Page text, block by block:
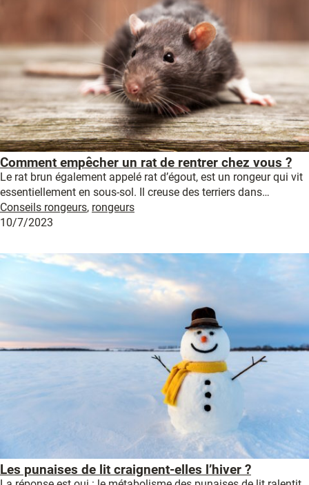
Comment empêcher un rat de rentrer chez vous ?
Le rat brun également appelé rat d’égout, est un rongeur qui vit
essentiellement en sous-sol. Il creuse des terriers dans…
Conseils rongeurs, rongeurs
10/7/2023
Les punaises de lit craignent-elles l’hiver ?